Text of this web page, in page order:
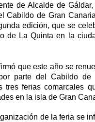
de Alcalde de
Cabildo de Gran
edición, que se
de La Quinta en la
que este año se
parte del Cabildo de
tres ferias comarcales
en la isla de Gran
de la feria se